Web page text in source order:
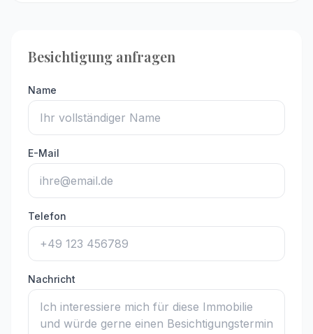
Besichtigung anfragen
Name
E-Mail
Telefon
Nachricht